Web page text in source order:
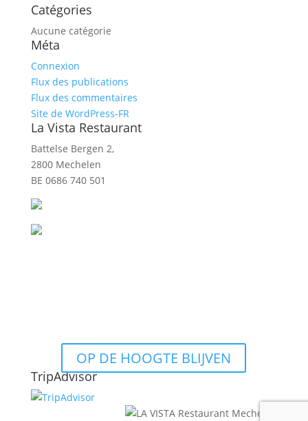
Catégories
Aucune catégorie
Méta
Connexion
Flux des publications
Flux des commentaires
Site de WordPress-FR
La Vista Restaurant
Battelse Bergen 2,
2800 Mechelen
BE 0686 740 501
OP DE HOOGTE BLIJVEN
TripAdvisor